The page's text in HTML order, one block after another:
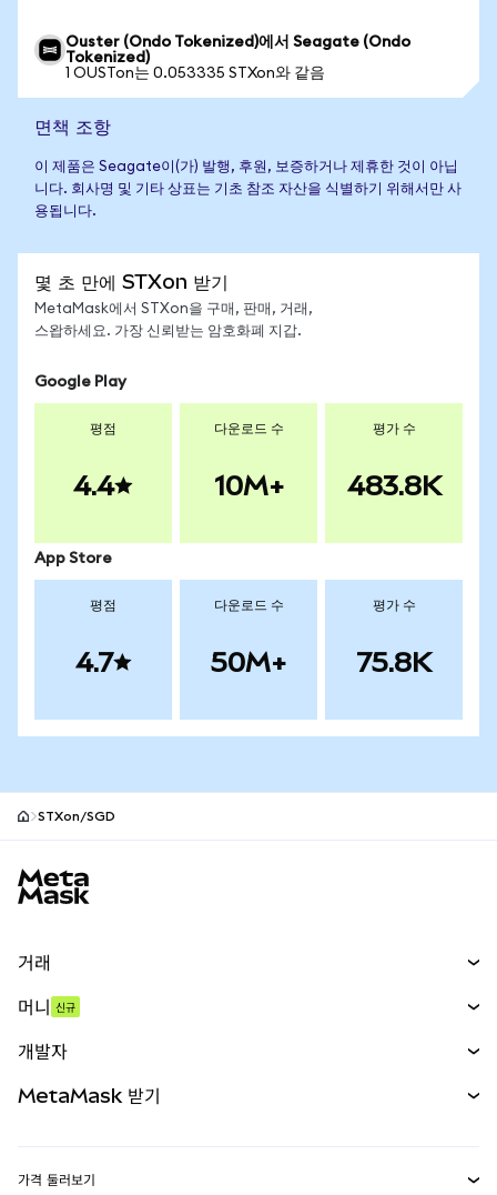
Ouster (Ondo Tokenized)에서 Seagate (Ondo
Tokenized)
1 OUSTon는 0.053335 STXon와 같음
면책 조항
이 제품은 Seagate이(가) 발행, 후원, 보증하거나 제휴한 것이 아닙
니다. 회사명 및 기타 상표는 기초 참조 자산을 식별하기 위해서만 사
용됩니다.
몇 초 만에 STXon 받기
MetaMask에서 STXon을 구매, 판매, 거래,
스왑하세요. 가장 신뢰받는 암호화폐 지갑.
Google Play
평점
4.4
다운로드 수
10M+
평가 수
483.8K
App Store
평점
4.7
다운로드 수
50M+
평가 수
75.8K
STXon/SGD
거래
무기한 선물
실물자산
머니 신규
개발자
MetaMask 받기
가격 둘러보기